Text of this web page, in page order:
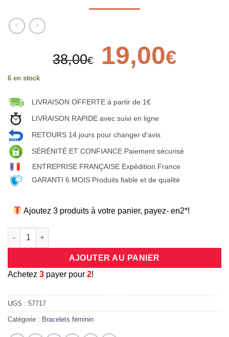
38,00€
Le
prix
initial
38,00€.
19,00€prix
6 en stock
LIVRAISON OFFERTE à partir de 1€
LIVRAISON RAPIDE avec suivi en ligne
RETOURS 14 jours pour changer d’avis
SÉRÉNITÉ ET CONFIANCE Paiement sécurisé
ENTREPRISE FRANÇAISE Expédition France
GARANTI 6 MOIS Produits fiable et de qualité
Ajoutez 3 produits à votre panier, payez- en2*!
quantité de Bracelet chaine original doré et orné d'un
AJOUTER AU PANIER
Achetez 3 payer pour 2!
UGS : 57717
Catégorie : Bracelets féminin